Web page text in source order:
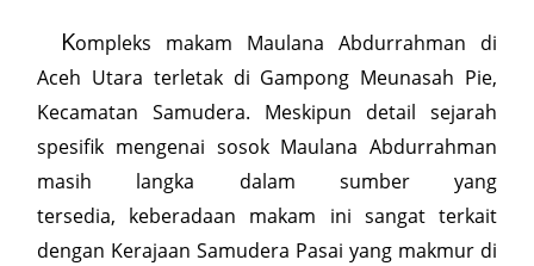
Kompleks makam Maulana Abdurrahman di
Aceh Utara terletak di Gampong Meunasah Pie,
Kecamatan Samudera. Meskipun detail sejarah
spesifik mengenai sosok Maulana Abdurrahman
masih langka dalam sumber yang
tersedia, keberadaan makam ini sangat terkait
dengan Kerajaan Samudera Pasai yang makmur di